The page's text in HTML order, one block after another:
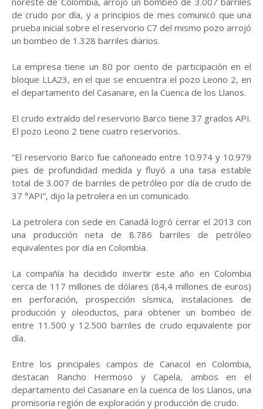
de crudo por día, y a principios de mes comunicó que una
prueba inicial sobre el reservorio C7 del mismo pozo arrojó
un bombeo de 1.328 barriles diarios.
La empresa tiene un 80 por ciento de participación en el
bloque LLA23, en el que se encuentra el pozo Leono 2, en
el departamento del Casanare, en la Cuenca de los Llanos.
El crudo extraído del reservorio Barco tiene 37 grados API.
El pozo Leono 2 tiene cuatro reservorios.
“El reservorio Barco fue cañoneado entre 10.974 y 10.979
pies de profundidad medida y fluyó a una tasa estable
total de 3.007 de barriles de petróleo por día de crudo de
37 °API”, dijo la petrolera en un comunicado.
La petrolera con sede en Canadá logró cerrar el 2013 con
una producción neta de 8.786 barriles de petróleo
equivalentes por día en Colombia.
La compañía ha decidido invertir este año en Colombia
cerca de 117 millones de dólares (84,4 millones de euros)
en perforación, prospección sísmica, instalaciones de
producción y oleoductos, para obtener un bombeo de
entre 11.500 y 12.500 barriles de crudo equivalente por
día.
Entre los principales campos de Canacol en Colombia,
destacan Rancho Hermoso y Capela, ambos en el
departamento del Casanare en la cuenca de los Llanos, una
promisoria región de exploración y producción de crudo.